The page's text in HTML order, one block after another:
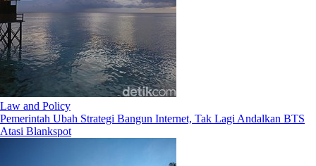
Law and Policy
Pemerintah Ubah Strategi Bangun Internet, Tak Lagi Andalkan BTS
Atasi Blankspot